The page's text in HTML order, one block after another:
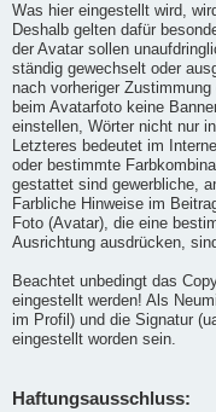
Was hier eingestellt wird,
Deshalb gelten dafür
der Avatar sollen
ständig gewechselt oder
nach vorheriger
beim Avatarfoto keine
einstellen, Wörter nicht nur
Letzteres bedeutet im
oder bestimmte
gestattet sind gewerbliche,
Farbliche Hinweise im
Foto (Avatar), die eine
Ausrichtung ausdrücken,
Beachtet unbedingt das
eingestellt werden! Als
im Profil) und die Signatur
eingestellt worden sein.
Haftungsausschluss: